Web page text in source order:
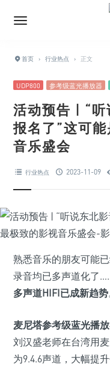
首页 › 行业热点 › 正文
UDP800 参考级蓝光播放器
活动预告 | “
报名了”这可
音乐盛会
行业热点 2023-11-09
熟悉音乐的朋友可能
录音均已多声道化了
多声道HIFI已成新趋势
麦尼塔参考级蓝光播
刘汉盛老师在台湾用
为9.4.6声道，大幅提